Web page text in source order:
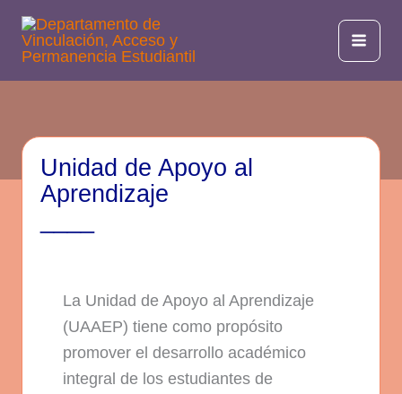
contenido
Unidad de Apoyo al
Aprendizaje
La Unidad de Apoyo al Aprendizaje
(UAAEP) tiene como propósito
promover el desarrollo académico
integral de los estudiantes de